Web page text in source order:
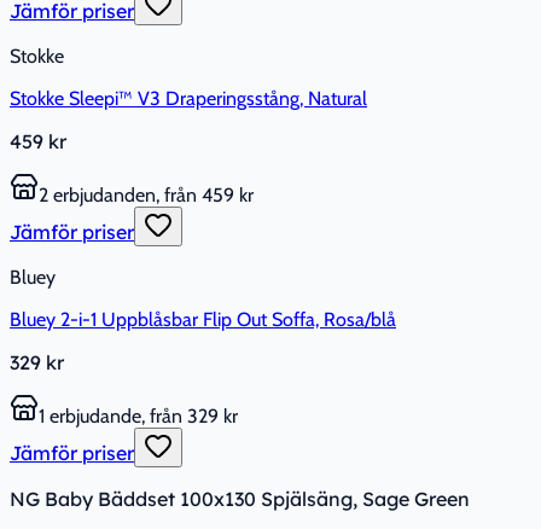
Jämför priser
Stokke
Stokke Sleepi™ V3 Draperingsstång, Natural
459 kr
2 erbjudanden, från 459 kr
Jämför priser
Bluey
Bluey 2-i-1 Uppblåsbar Flip Out Soffa, Rosa/blå
329 kr
1 erbjudande, från 329 kr
Jämför priser
NG Baby Bäddset 100x130 Spjälsäng, Sage Green